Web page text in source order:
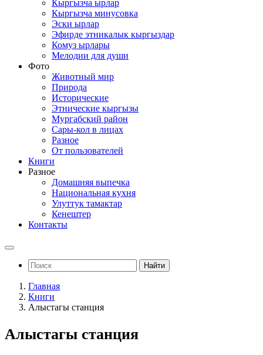
Кыргызча ырлар
Кыргызча минусовка
Эски ырлар
Эфирде этникалык кыргыздар
Комуз ырлары
Мелодии для души
Фото
Животный мир
Природа
Исторические
Этнические кыргызы
Мургабский район
Сары-кол в лицах
Разное
От пользователей
Книги
Разное
Домашняя выпечка
Национальная кухня
Улуттук тамактар
Кенештер
Контакты
Найти
Главная
Книги
Алыстагы станция
Алыстагы станция